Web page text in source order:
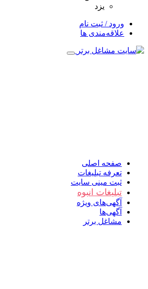
یزد
ورود / ثبت نام
علاقه‌مندی ها
صفحه اصلی
تعرفه تبلیغات
ثبت مینی سایت
تبلیغات انبوه
آگهی‌های ویژه
آگهی‌ها
مشاغل برتر